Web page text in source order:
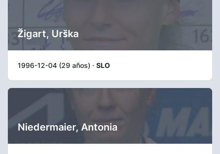
Žigart, Urška
1996-12-04 (29 años) · SLO
Niedermaier, Antonia